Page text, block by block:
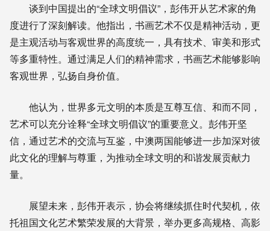
谈到中国提出的“全球文明倡议”，彭伟开从艺术家的角
度进行了深刻解读。他指出，书画艺术不仅是精神活动，更
是主观活动与客观世界的高度统一，具有技术、审美和形式
等多重特性。通过满足人们的精神需求，书画艺术能够影响
客观世界，弘扬自身价值。
他认为，世界多元文明的本质是互尊互信、和而不同，
艺术可以充分诠释“全球文明倡议”的重要意义。彭伟开坚
信，通过艺术的交流与互鉴，中澳两国能够进一步加深对彼
此文化的理解与尊重，为推动全球文明的和谐发展贡献力
量。
展望未来，彭伟开表示，协会将继续抓住时代契机，依
托祖国文化艺术繁荣发展的大背景，举办更多高规格、高影